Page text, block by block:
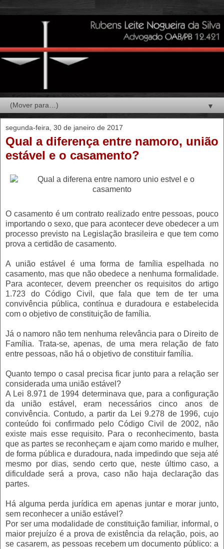
▼
segunda-feira, 30 de janeiro de 2017
Qual a diferença entre namoro, união
estável e o casamento?
O casamento é um contrato realizado entre pessoas, pouco
importando o sexo, que para acontecer deve obedecer a um
processo previsto na Legislação brasileira e que tem como
prova a certidão de casamento.
A união estável é uma forma de família espelhada no
casamento, mas que não obedece a nenhuma formalidade.
Para acontecer, devem preencher os requisitos do artigo
1.723 do Código Civil, que fala que tem de ter uma
convivência pública, contínua e duradoura e estabelecida
com o objetivo de constituição de família.
Já o namoro não tem nenhuma relevância para o Direito de
Família. Trata-se, apenas, de uma mera relação de fato
entre pessoas, não há o objetivo de constituir família.
Quanto tempo o casal precisa ficar junto para a relação ser
considerada uma união estável?
A Lei 8.971 de 1994 determinava que, para a configuração
da união estável, eram necessários cinco anos de
convivência. Contudo, a partir da Lei 9.278 de 1996, cujo
conteúdo foi confirmado pelo Código Civil de 2002, não
existe mais esse requisito. Para o reconhecimento, basta
que as partes se reconheçam e ajam como marido e mulher,
de forma pública e duradoura, nada impedindo que seja até
mesmo por dias, sendo certo que, neste último caso, a
dificuldade será a prova, caso não haja declaração das
partes.
Há alguma perda jurídica em apenas juntar e morar junto,
sem reconhecer a união estável?
Por ser uma modalidade de constituição familiar, informal, o
maior prejuízo é a prova de existência da relação, pois, ao
se casarem, as pessoas recebem um documento público: a